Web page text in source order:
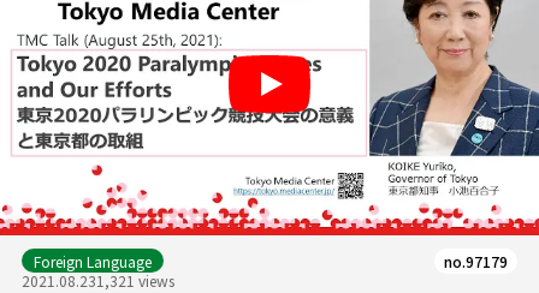
Play
Foreign Language
2021.08.231,321 views
no.97179